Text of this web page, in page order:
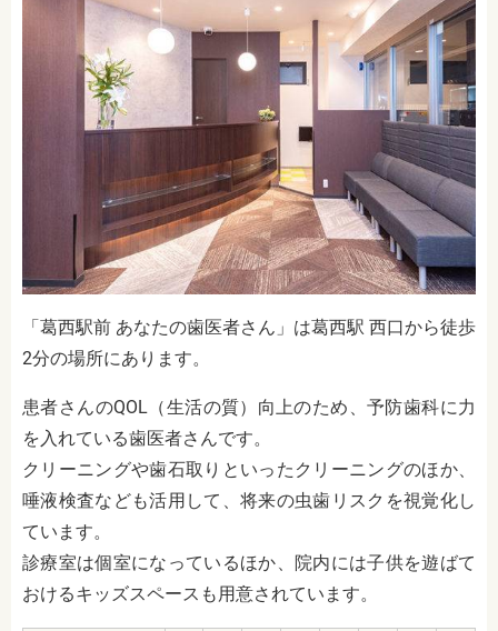
「葛西駅前 あなたの歯医者さん」は葛西駅 西口から徒歩
2分の場所にあります。
患者さんのQOL（生活の質）向上のため、予防歯科に力
を入れている歯医者さんです。
クリーニングや歯石取りといったクリーニングのほか、
唾液検査なども活用して、将来の虫歯リスクを視覚化し
ています。
診療室は個室になっているほか、院内には子供を遊ばて
おけるキッズスペースも用意されています。